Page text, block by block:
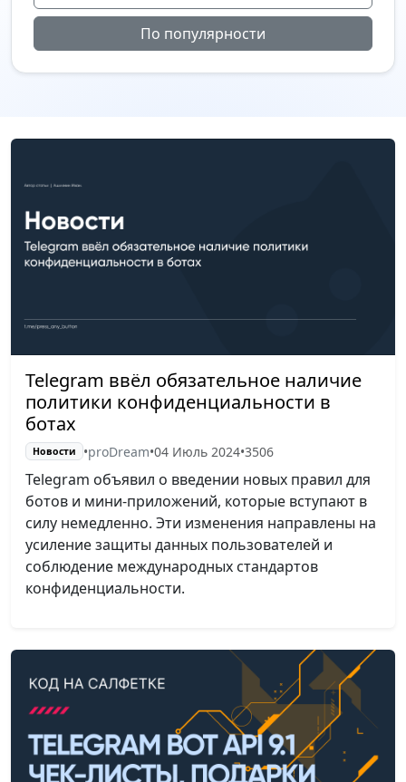
По популярности
Telegram ввёл обязательное наличие
политики конфиденциальности в
ботах
Новости •proDream•04 Июль 2024•3506
Telegram объявил о введении новых правил для
ботов и мини-приложений, которые вступают в
силу немедленно. Эти изменения направлены на
усиление защиты данных пользователей и
соблюдение международных стандартов
конфиденциальности.